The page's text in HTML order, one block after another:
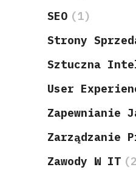
SEO (1)
Strony
Sztuczna
User
Zapewnianie
Zarządzanie
Zawody W IT